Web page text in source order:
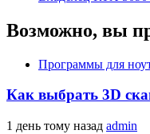
Возможно, вы
Программы для
Как выбрать 3D
1 день тому назад admin